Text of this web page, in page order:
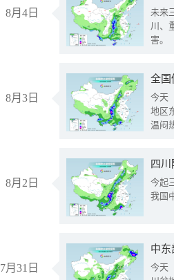
8月4日
未来
川、
害。
8月3日
全国
今天
地区
温闷
8月2日
今起
我国
7月31日
中东
今天